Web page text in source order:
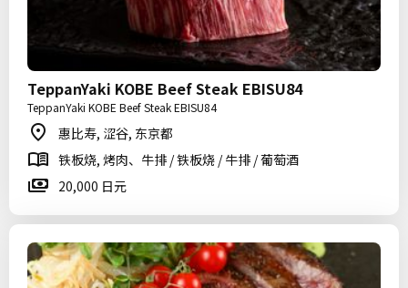
TeppanYaki KOBE Beef Steak EBISU84
TeppanYaki KOBE Beef Steak EBISU84
惠比寿, 涩谷, 东京都
铁板烧, 烤肉、牛排 / 铁板烧 / 牛排 / 葡萄酒
20,000 日元